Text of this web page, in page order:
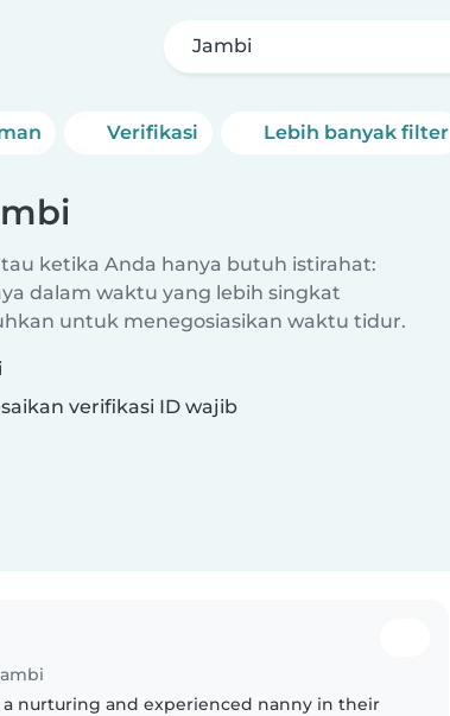
Jambi
Verifikasi Lebih banyak filter
ketika Anda hanya butuh istirahat:
dalam waktu yang lebih singkat
untuk menegosiasikan waktu tidur.
verifikasi ID wajib
a nurturing and experienced nanny in their